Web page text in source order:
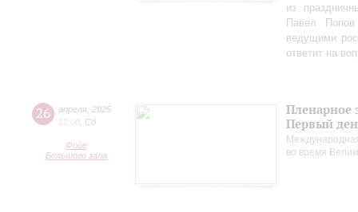
из
Павел
ведущими
ответит на
26 апреля 2025
12:00 Сб
Фойе
Большого зала
Пленарное
Первый
во время